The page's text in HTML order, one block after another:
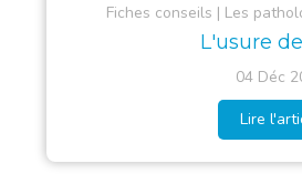
Fiches conseils Les
L'usure
04 Déc
Lire